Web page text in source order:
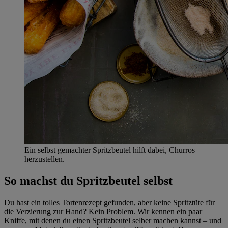
Ein selbst gemachter Spritzbeutel hilft dabei, Churros
herzustellen.
So machst du Spritzbeutel selbst
Du hast ein tolles Tortenrezept gefunden, aber keine Spritztüte für
die Verzierung zur Hand? Kein Problem. Wir kennen ein paar
Kniffe, mit denen du einen Spritzbeutel selber machen kannst – und